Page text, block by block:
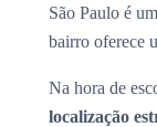
São Paulo é
bairro oferece
Na hora de
localização